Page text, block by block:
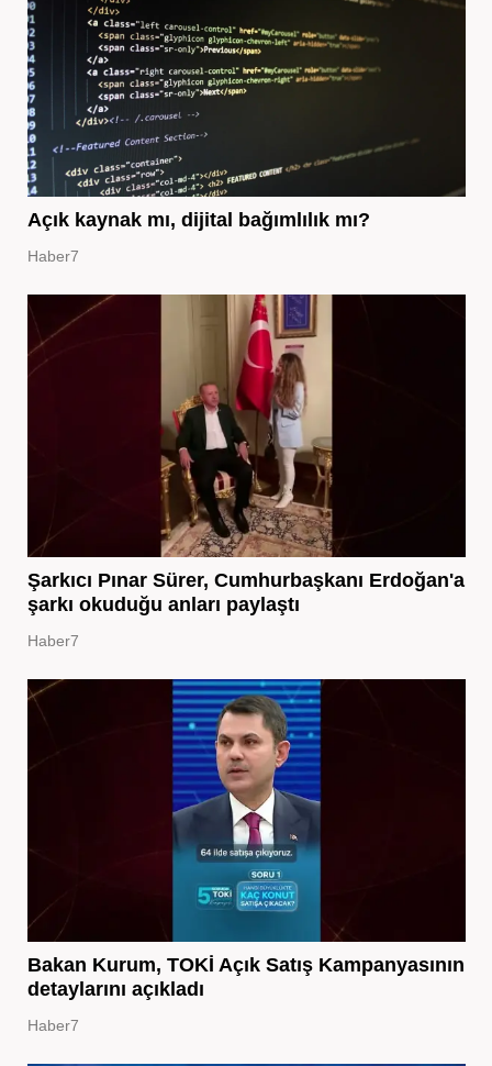
Açık kaynak mı, dijital bağımlılık mı?
Haber7
Şarkıcı Pınar Sürer, Cumhurbaşkanı Erdoğan'a
şarkı okuduğu anları paylaştı
Haber7
Bakan Kurum, TOKİ Açık Satış Kampanyasının
detaylarını açıkladı
Haber7